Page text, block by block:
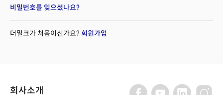
비밀번호를 잊으셨나요?
더밀크가 처음이신가요? 회원가입
회사소개